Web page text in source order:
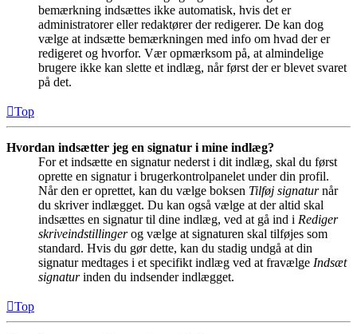
bemærkning indsættes ikke automatisk, hvis det er
administratorer eller redaktører der redigerer. De kan dog
vælge at indsætte bemærkningen med info om hvad der er
redigeret og hvorfor. Vær opmærksom på, at almindelige
brugere ikke kan slette et indlæg, når først der er blevet svaret
på det.
Top
Hvordan indsætter jeg en signatur i mine indlæg?
For et indsætte en signatur nederst i dit indlæg, skal du først
oprette en signatur i brugerkontrolpanelet under din profil.
Når den er oprettet, kan du vælge boksen Tilføj signaturnår
du skriver indlægget. Du kan også vælge at der altid skal
indsættes en signatur til dine indlæg, ved at gå ind i Rediger
skriveindstillingerog vælge at signaturen skal tilføjes som
standard. Hvis du gør dette, kan du stadig undgå at din
signatur medtages i et specifikt indlæg ved at fravælge Indsæt
signaturinden du indsender indlægget.
Top